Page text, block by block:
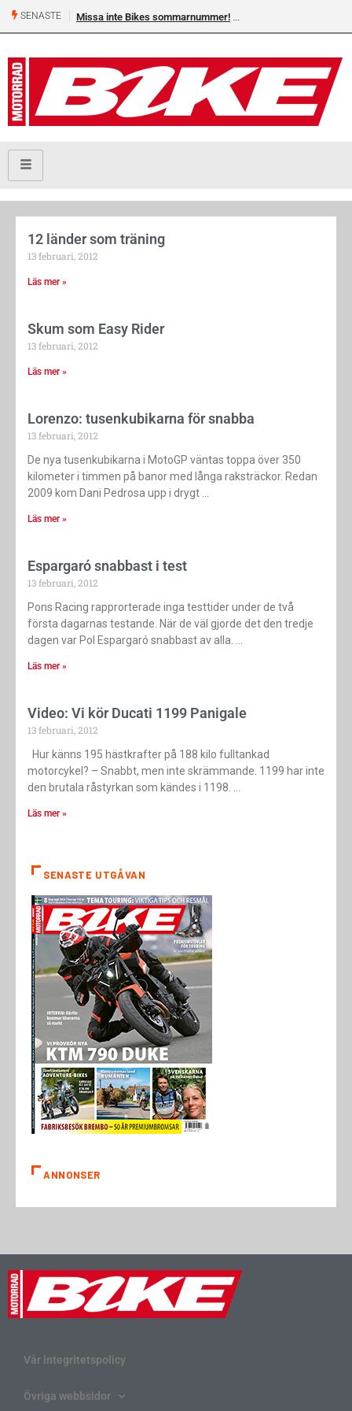
SENASTE Missa inte Bikes sommarnummer!
12 länder som träning
13 februari, 2012
Läs mer »
Skum som Easy Rider
13 februari, 2012
Läs mer »
Lorenzo: tusenkubikarna för snabba
13 februari, 2012
De nya tusenkubikarna i MotoGP väntas toppa över 350
kilometer i timmen på banor med långa raksträckor. Redan
2009 kom Dani Pedrosa upp i drygt
Läs mer »
Espargaró snabbast i test
13 februari, 2012
Pons Racing rapprorterade inga testtider under de två
första dagarnas testande. När de väl gjorde det den tredje
dagen var Pol Espargaró snabbast av alla.
Läs mer »
Video: Vi kör Ducati 1199 Panigale
13 februari, 2012
Hur känns 195 hästkrafter på 188 kilo fulltankad
motorcykel? – Snabbt, men inte skrämmande. 1199 har inte
den brutala råstyrkan som kändes i 1198.
Läs mer »
SENASTE UTGÅVAN
ANNONSER
Vår integritetspolicy
Övriga webbsidor